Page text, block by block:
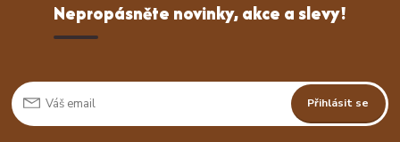
Nepropásněte novinky, akce a slevy!
Přihlásit se